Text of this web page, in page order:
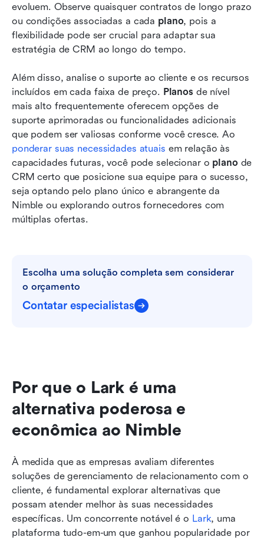
evoluem. Observe quaisquer contratos de longo prazo
ou condições associadas a cada plano, pois a
flexibilidade pode ser crucial para adaptar sua
estratégia de CRM ao longo do tempo.
Além disso, analise o suporte ao cliente e os recursos
incluídos em cada faixa de preço. Planos de nível
mais alto frequentemente oferecem opções de
suporte aprimoradas ou funcionalidades adicionais
ponderar suas necessidades atuais em relação às
capacidades futuras, você pode selecionar o plano de
CRM certo que posicione sua equipe para o sucesso,
seja optando pelo plano único e abrangente da
Nimble ou explorando outros fornecedores com
múltiplas ofertas.
Escolha uma solução completa sem considerar
o orçamento
Contatar especialistas
Por que o Lark é uma
alternativa poderosa e
econômica ao Nimble
À medida que as empresas avaliam diferentes
soluções de gerenciamento de relacionamento com o
cliente, é fundamental explorar alternativas que
possam atender melhor às suas necessidades
específicas. Um concorrente notável é o Lark, uma
plataforma tudo-em-um que ganhou popularidade por